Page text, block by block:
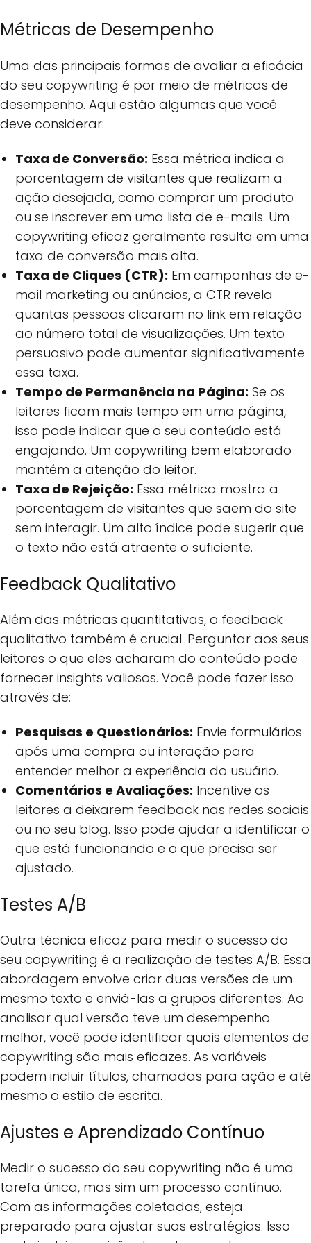
Métricas de Desempenho
Uma das principais formas de avaliar a eficácia
do seu copywriting é por meio de métricas de
desempenho. Aqui estão algumas que você
deve considerar:
Taxa de Conversão: Essa métrica indica a
porcentagem de visitantes que realizam a
ação desejada, como comprar um produto
ou se inscrever em uma lista de e-mails. Um
copywriting eficaz geralmente resulta em uma
taxa de conversão mais alta.
Taxa de Cliques (CTR): Em campanhas de e-
mail marketing ou anúncios, a CTR revela
quantas pessoas clicaram no link em relação
ao número total de visualizações. Um texto
persuasivo pode aumentar significativamente
essa taxa.
Tempo de Permanência na Página: Se os
leitores ficam mais tempo em uma página,
isso pode indicar que o seu conteúdo está
engajando. Um copywriting bem elaborado
mantém a atenção do leitor.
Taxa de Rejeição: Essa métrica mostra a
porcentagem de visitantes que saem do site
sem interagir. Um alto índice pode sugerir que
o texto não está atraente o suficiente.
Feedback Qualitativo
Além das métricas quantitativas, o feedback
qualitativo também é crucial. Perguntar aos seus
leitores o que eles acharam do conteúdo pode
fornecer insights valiosos. Você pode fazer isso
através de:
Pesquisas e Questionários: Envie formulários
após uma compra ou interação para
entender melhor a experiência do usuário.
Comentários e Avaliações: Incentive os
leitores a deixarem feedback nas redes sociais
ou no seu blog. Isso pode ajudar a identificar o
que está funcionando e o que precisa ser
ajustado.
Testes A/B
Outra técnica eficaz para medir o sucesso do
seu copywriting é a realização de testes A/B. Essa
abordagem envolve criar duas versões de um
mesmo texto e enviá-las a grupos diferentes. Ao
analisar qual versão teve um desempenho
melhor, você pode identificar quais elementos de
copywriting são mais eficazes. As variáveis
podem incluir títulos, chamadas para ação e até
mesmo o estilo de escrita.
Ajustes e Aprendizado Contínuo
Medir o sucesso do seu copywriting não é uma
tarefa única, mas sim um processo contínuo.
Com as informações coletadas, esteja
preparado para ajustar suas estratégias. Isso